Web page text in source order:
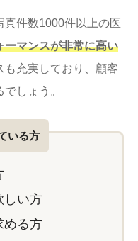
真件数1000件以上の医
ーマンスが非常に高い
も充実しており、顧客
しょう。
いる方
しい方
める方